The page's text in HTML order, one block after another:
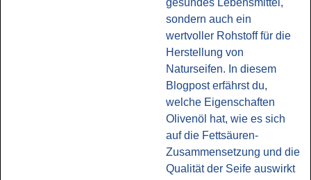
gesundes Lebensmittel,
sondern auch ein
wertvoller Rohstoff für die
Herstellung von
Naturseifen. In diesem
Blogpost erfährst du,
welche Eigenschaften
Olivenöl hat, wie es sich
auf die Fettsäuren-
Zusammensetzung und die
Qualität der Seife auswirkt